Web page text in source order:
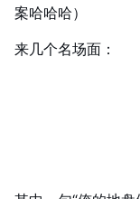
案哈哈哈）
来几个名场面：